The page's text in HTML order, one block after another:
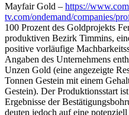
Mayfair Gold – https://
tv.com/ondemand/companies/
100 Prozent des Goldprojekts
produktiven Bezirk Timmins,
positive vorläufige
Angaben des Unternehmens
Unzen Gold (eine angezeigte
Tonnen Gestein mit einem
Gestein). Der Produktionsstart
Ergebnisse der
deuten jedoch auf eine